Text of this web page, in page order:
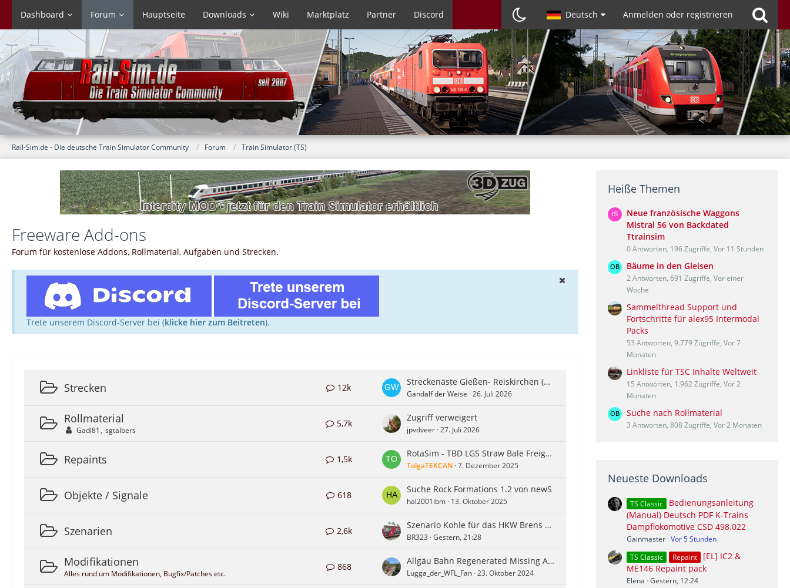
Dashboard Forum Hauptseite Downloads Wiki Marktplatz Partner Discord Deutsch Anmelden oder registrieren
Rail-Sim.de - Die deutsche Train Simulator Community Forum Train Simulator (TS)
Freeware Add-ons
Forum für kostenlose Addons, Rollmaterial, Aufgaben und Strecken.
Trete unserem Discord-Server bei (klicke hier zum Beitreten).
Strecken 12k
Streckenäste Gießen- Reiskirchen (KBS 635) & Gießen- Hungen (KBS 631) des Projekts Mittelhessen
Gandalf der Weise 26. Juli 2026
Rollmaterial
Gadi81 sgtalbers
5,7k
Zugriff verweigert
jpvdveer 27. Juli 2026
Repaints 1,5k
RotaSim - TBD LGS Straw Bale Freight Reskin Pack V1.0
TolgaTEKCAN 7. Dezember 2025
Objekte / Signale 618
Suche Rock Formations 1.2 von newS
hal2001ibm 13. Oktober 2025
Szenarien 2,6k
Szenario Kohle für das HKW Brens Teil1 auf der Kerbestrecke
BR323 Gestern, 21:28
Modifikationen
Alles rund um Modifikationen, Bugfix/Patches etc.
868
Allgäu Bahn Regenerated Missing Assets
Lugga_der_WFL_Fan 23. Oktober 2024
Heiße Themen
Neue französische Waggons
Mistral 56 von Backdated
Ttrainsim
0 Antworten, 196 Zugriffe, Vor 11 Stunden
Bäume in den Gleisen
2 Antworten, 691 Zugriffe, Vor einer
Woche
Sammelthread Support und
Fortschritte für alex95 Intermodal
Packs
53 Antworten, 9.779 Zugriffe, Vor 7
Monaten
Linkliste für TSC Inhalte Weltweit
15 Antworten, 1.962 Zugriffe, Vor 2
Monaten
Suche nach Rollmaterial
3 Antworten, 808 Zugriffe, Vor 2 Monaten
Neueste Downloads
TS Classic
Bedienungsanleitung
(Manual) Deutsch PDF K-Trains
Dampflokomotive CSD 498.022
Gainmaster Vor 5 Stunden
TS Classic
Repaint
[EL] IC2 &
ME146 Repaint pack
Elena Gestern, 12:24